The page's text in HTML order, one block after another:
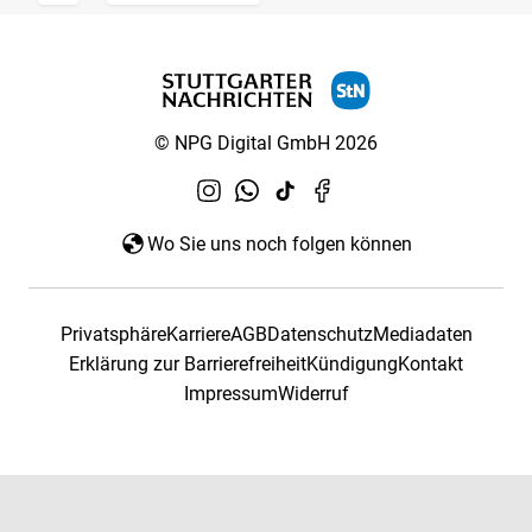
© NPG Digital GmbH 2026
Wo Sie uns noch folgen können
PrivatsphäreKarriereAGBDatenschutzMediadaten
Erklärung zur BarrierefreiheitKündigungKontakt
ImpressumWiderruf